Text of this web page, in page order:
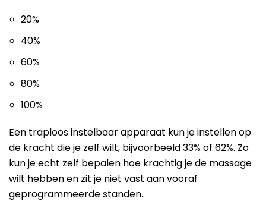
20%
40%
60%
80%
100%
Een traploos instelbaar apparaat kun je instellen op
de kracht die je zelf wilt, bijvoorbeeld 33% of 62%. Zo
kun je echt zelf bepalen hoe krachtig je de massage
wilt hebben en zit je niet vast aan vooraf
geprogrammeerde standen.